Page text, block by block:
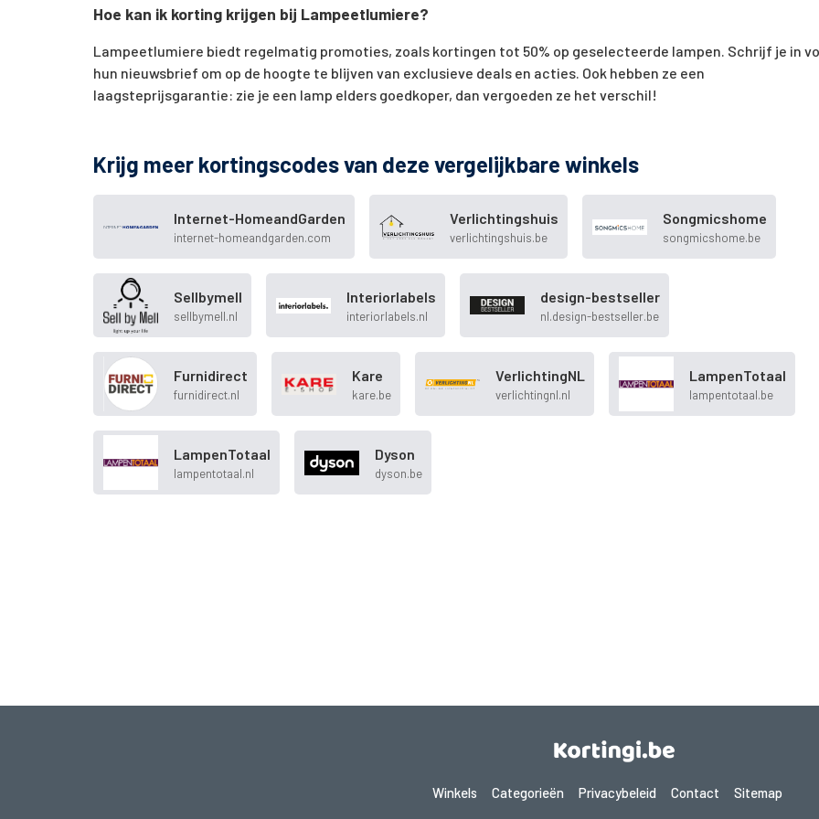
Hoe kan ik korting krijgen bij Lampeetlumiere?
Lampeetlumiere biedt regelmatig promoties, zoals kortingen tot 50% op geselecteerde lampen. Schrijf je in
hun nieuwsbrief om op de hoogte te blijven van exclusieve deals en acties. Ook hebben ze een
laagsteprijsgarantie: zie je een lamp elders goedkoper, dan vergoeden ze het verschil!
Krijg meer kortingscodes van deze vergelijkbare winkels
Internet-HomeandGarden
internet-homeandgarden.com
Verlichtingshuis
verlichtingshuis.be
Songmicshome
songmicshome.be
Sellbymell
sellbymell.nl
Interiorlabels
interiorlabels.nl
design-bestseller
nl.design-bestseller.be
Furnidirect
furnidirect.nl
Kare
kare.be
VerlichtingNL
verlichtingnl.nl
LampenTotaal
lampentotaal.be
LampenTotaal
lampentotaal.nl
Dyson
dyson.be
Winkels Categorieën Privacybeleid Contact Sitemap